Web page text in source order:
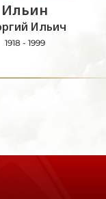
Ильин
Ильич
1918 - 1999